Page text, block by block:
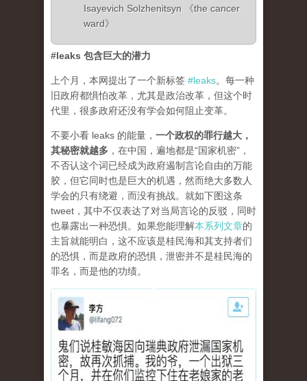
Isayevich Solzhenitsyn 《the cancer
ward》
#leaks 包含巨大的潜力
上个月，本网提出了一个新标签 #leaks。每一种
旧政府都惧怕改革，尤其是政治改革，但这个时
代里，很多政府还没有学会如何阻止变革。
不要小看 leaks 的能量， 一个政权的罪行越大，
其秘密就越多 ，在中国，遍地都是“国家机密”，
不否认这个词已经成为政府遏制言论自由的万能
胶，但它同时也是巨大的机遇，然而绝大多数人
学会的只有绕避，而没有挑战。就如下图这条
tweet，其中不仅表达了对当局言论的反驳，同时
也暴露出一种恐惧。如果您能理解本系列文章的
主旨就能明白，这不应该是桂民海和其支持者们
的恐惧，而是政府的恐惧，泄密并不是桂民海的
罪名，而是他的功绩。